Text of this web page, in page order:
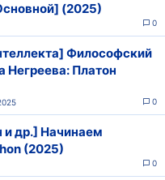
(2025)
0
Философский
Негреева: Платон
0
и др.] Начинаем
(2025)
0